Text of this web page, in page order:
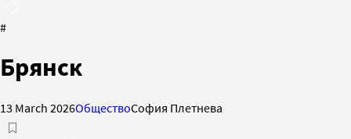
#
Брянск
13 March 2026ОбществоСофия Плетнева